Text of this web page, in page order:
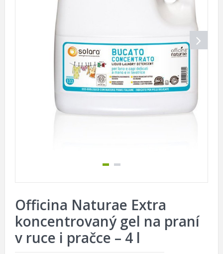
Officina Naturae Extra
koncentrovaný gel na praní
v ruce i pračce – 4 l